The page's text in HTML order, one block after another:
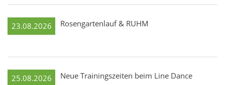
23.08.2026 Rosengartenlauf & RUHM
25.08.2026
Neue Trainingszeiten beim Line Dance